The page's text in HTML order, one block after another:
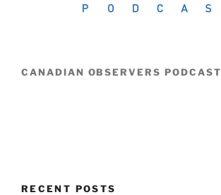
CANADIAN OBSERVERS PODCAST
RECENT POSTS